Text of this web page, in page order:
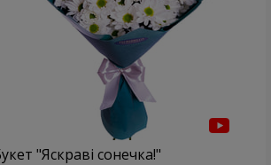
"Яскраві сонечка!"